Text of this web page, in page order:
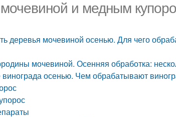
и медным
деревья мочевиной осенью. Для чего
мочевиной. Осенняя обработка:
осенью. Чем обрабатывают